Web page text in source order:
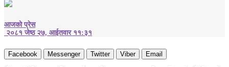
आजको प्रेस
२०८१ जेष्ठ २७, आईतवार ११:३१
Facebook Messenger Twitter Viber Email